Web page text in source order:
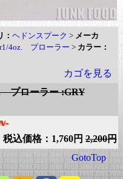
： ヘドンスプーク > メーカ
4oz. プローラー > カラー：
カゴを見る
プローラー :GRY
込価格：1,760円 2,200円
GotoTop